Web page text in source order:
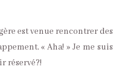
est venue rencontrer des
« Aha! » Je me suis
réservé?!